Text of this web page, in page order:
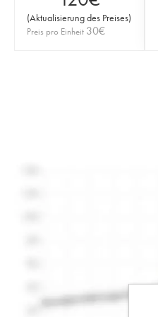
(Aktualisierung des Preises)
Preis pro Einheit 30€